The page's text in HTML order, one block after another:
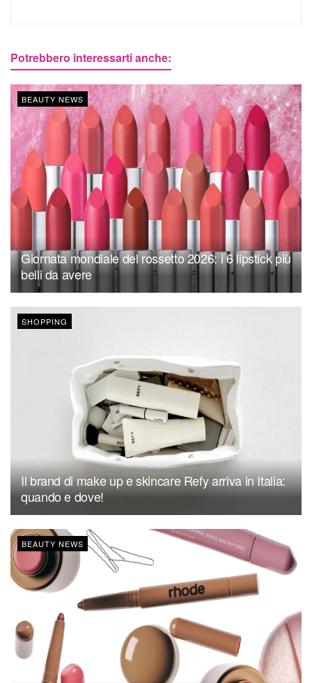
Potrebbero interessarti anche:
BEAUTY NEWS
Giornata mondiale del rossetto 2026: i 6 lipstick più
belli da avere
SHOPPING
Il brand di make up e skincare Refy arriva in Italia:
quando e dove!
BEAUTY NEWS